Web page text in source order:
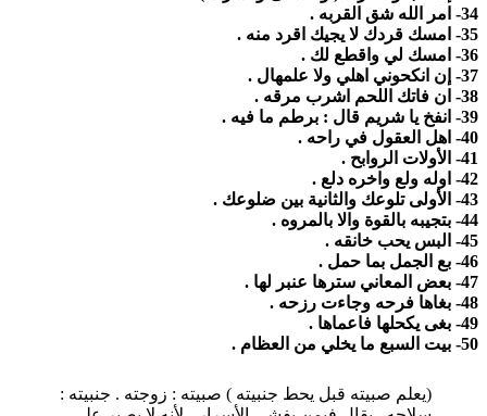
34- امر الله شق القربه .
35- امسك قردك لا يجيك اقرد منه .
36- امسك لي واقطع لك .
37- إن انكحوني اهلي ولا علمهال .
38- ان فاتك اللحم اشرب مرقه .
39- انفخ يا شريم قال : برطم ما فيه .
40- اهل العقول في راحه .
41- الأولات الروابح .
42- اوله ولع واخره دلع .
43- الأولى تلوعك والثانية بين ضلوعك .
44- بتجيبه بالقوة والا بالمروه .
45- البس يحب خانقه .
46- بع الجمل بما حمل .
47- بعض المعاني سترها عنبر لها .
48- بغاها فرحه وجاءت رزحه .
49- بغى يكحلها فاعماها .
50- بيت السبع ما يخلي من العظام .
(يعلم صبيته قبل يحط جنبيته ) صبيته : زوجته . جنبيته :